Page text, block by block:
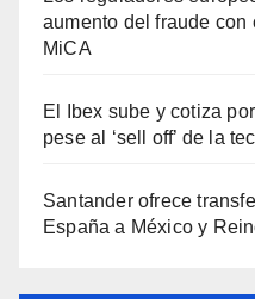
aumento del fraude
MiCA
El Ibex sube y cotiza
pese al ‘sell off’ de la
Santander ofrece
España a México y